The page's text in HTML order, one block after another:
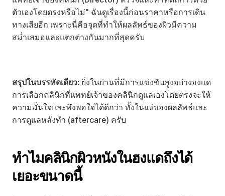
ตัวเองโดยตรงหรือไม่" ฉันดูเรื่องนี้ก่อนราคาหรือการเดิน
ทางเสียอีก เพราะนี่คือจุดที่ทำให้ผลลัพธ์ของผิวมีความ
สม่ำเสมอและแตกต่างกันมากที่สุดครับ
สรุปในบรรทัดเดียว: ยิ่งในย่านที่มีการแข่งขันสูงอย่างฮงแด
การเลือกคลินิกที่แพทย์เจ้าของคลินิกดูแลเองโดยตรงจะให้
ความมั่นใจและพึงพอใจได้ดีกว่า ทั้งในแง่ของผลลัพธ์และ
การดูแลหลังทำ (aftercare) ครับ
ทำไมคลินิกผิวหนังในฮงแดถึงได้
เยอะขนาดนี้